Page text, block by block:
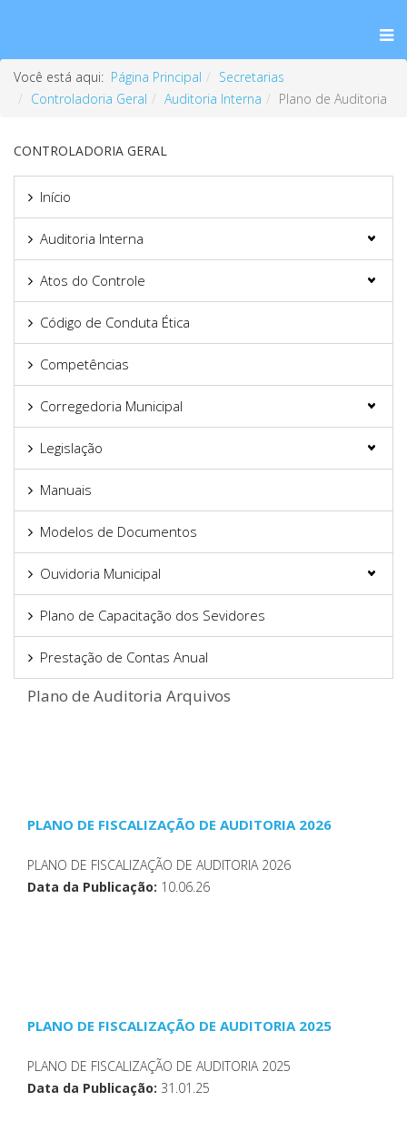
Você está aqui: Página Principal
Secretarias
Controladoria Geral
Auditoria Interna Plano de Auditoria
CONTROLADORIA GERAL
Início
Auditoria Interna
Atos do Controle
Código de Conduta Ética
Competências
Corregedoria Municipal
Legislação
Manuais
Modelos de Documentos
Ouvidoria Municipal
Plano de Capacitação dos Sevidores
Prestação de Contas Anual
Plano de Auditoria Arquivos
PLANO DE FISCALIZAÇÃO DE AUDITORIA 2026
PLANO DE FISCALIZAÇÃO DE AUDITORIA 2026
Data da Publicação: 10.06.26
PLANO DE FISCALIZAÇÃO DE AUDITORIA 2025
PLANO DE FISCALIZAÇÃO DE AUDITORIA 2025
Data da Publicação: 31.01.25